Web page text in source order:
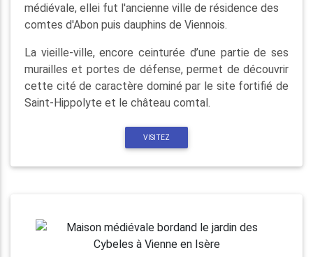
médiévale, ellei fut l'ancienne ville de résidence des
comtes d'Abon puis dauphins de Viennois.
La vieille-ville, encore ceinturée d’une partie de ses
murailles et portes de défense, permet de découvrir
cette cité de caractère dominé par le site fortifié de
Saint-Hippolyte et le château comtal.
VISITEZ